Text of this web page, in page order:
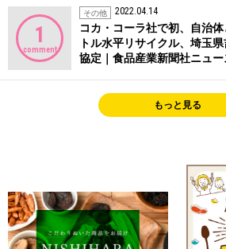
1
comment
その他 2022.04.14
コカ・コーラ社で初、自治
トル水平リサイクル、埼玉
協定｜食品産業新聞社ニュ
もっと見る